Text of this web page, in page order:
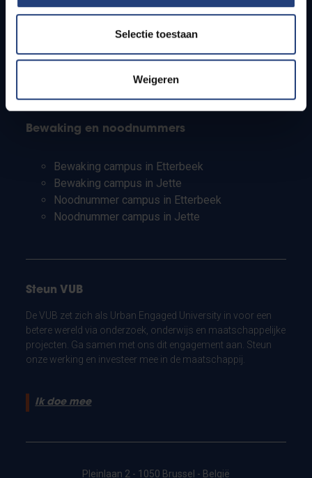
Selectie toestaan
Weigeren
Studenten
PhD-studenten
Leerkrachten en secundaire scholen
Bewaking en noodnummers
Bewaking campus in Etterbeek
Bewaking campus in Jette
Noodnummer campus in Etterbeek
Noodnummer campus in Jette
Steun VUB
De VUB zet zich als Urban Engaged University in voor een
betere wereld via onderzoek, onderwijs en maatschappelijke
projecten. Ga samen met ons dit engagement aan. Steun
onze werking en investeer mee in de maatschappij.
Ik doe mee
Pleinlaan 2 - 1050 Brussel - België